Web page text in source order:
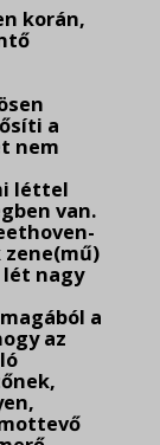
korán,
a
nem
léttel
van.
zene(mű)
nagy
a
az